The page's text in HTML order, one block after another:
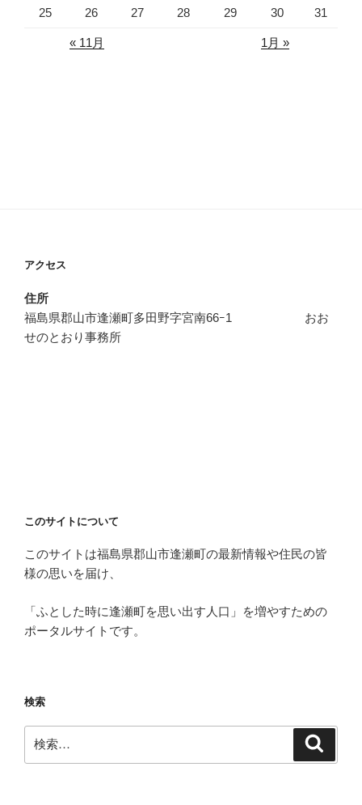
25 26 27 28 29 30 31
« 11月 1月 »
アクセス
住所
福島県郡山市逢瀬町多田野字宮南66ｰ1 おお
せのとおり事務所
このサイトについて
このサイトは福島県郡山市逢瀬町の最新情報や住民の皆
様の思いを届け、
「ふとした時に逢瀬町を思い出す人口」を増やすための
ポータルサイトです。
検索
索: